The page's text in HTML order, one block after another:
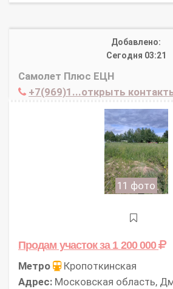
Добавлено:
Сегодня 03:21
Самолет Плюс ЕЦН
+7(969)1...открыть
11 фото
Продам участокза 1 200 000
Метро
Кропоткинская
Адрес: Московская область,